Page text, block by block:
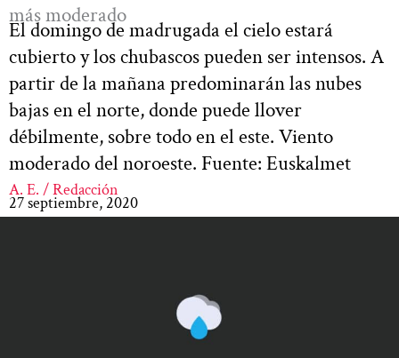
más moderado
El domingo de madrugada el cielo estará
cubierto y los chubascos pueden ser intensos. A
partir de la mañana predominarán las nubes
bajas en el norte, donde puede llover
débilmente, sobre todo en el este. Viento
moderado del noroeste. Fuente: Euskalmet
A. E. / Redacción
27 septiembre, 2020